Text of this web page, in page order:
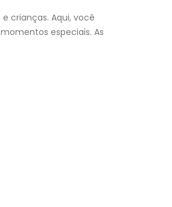
crianças. Aqui, você
especiais. As